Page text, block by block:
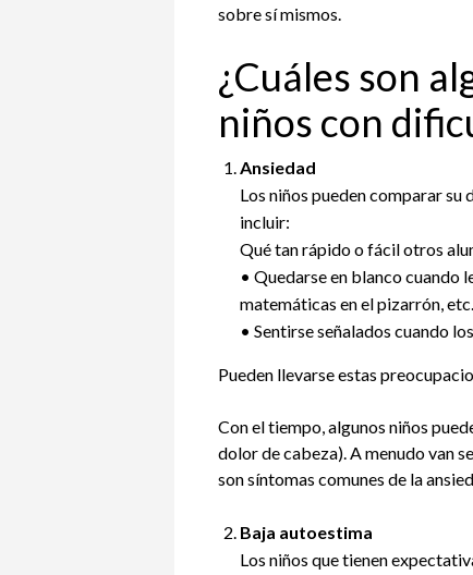
sobre sí mismos.
¿Cuáles son
niños con
Ansiedad
Los niños pueden comparar su
incluir:
Qué tan rápido o fácil otros
• Quedarse en blanco cuando
matemáticas en el pizarrón, etc.
• Sentirse señalados cuando
Pueden llevarse estas
Con el tiempo, algunos niños
dolor de cabeza). A menudo van
son síntomas comunes de la
Baja autoestima
Los niños que tienen